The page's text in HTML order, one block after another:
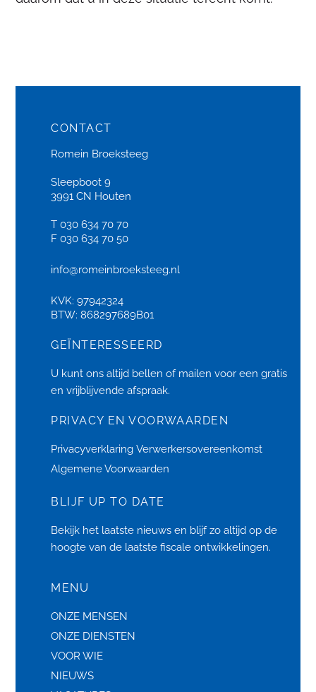
CONTACT
Romein Broeksteeg
Sleepboot 9
3991 CN Houten
T 030 634 70 70
F 030 634 70 50
info@romeinbroeksteeg.nl
KVK: 97942324
BTW: 868297689B01
GEÏNTERESSEERD
U kunt ons altijd bellen of mailen voor een gratis
en vrijblijvende afspraak.
PRIVACY EN VOORWAARDEN
Privacyverklaring Verwerkersovereenkomst
Algemene Voorwaarden
BLIJF UP TO DATE
Bekijk het laatste nieuws en blijf zo altijd op de
hoogte van de laatste fiscale ontwikkelingen.
MENU
ONZE MENSEN
ONZE DIENSTEN
VOOR WIE
NIEUWS